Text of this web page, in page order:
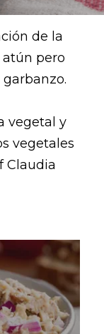
de la
atún pero
vegetal y
vegetales
Claudia